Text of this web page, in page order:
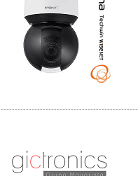
-------------------------------------------------